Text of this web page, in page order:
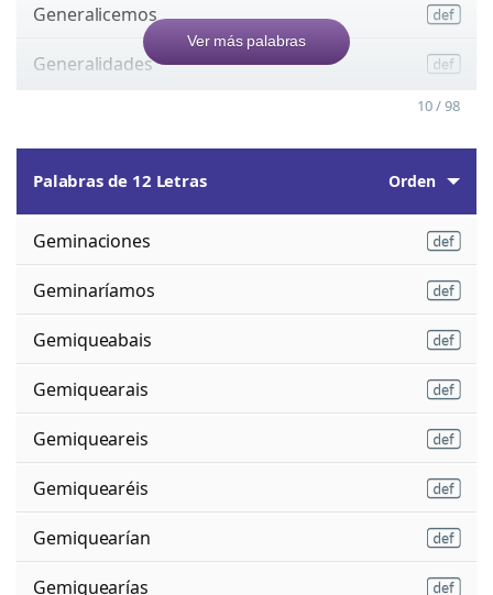
Generalicemos
Generalidades
Ver más palabras
10 / 98
Palabras de 12 Letras Orden
Geminaciones
Geminaríamos
Gemiqueabais
Gemiquearais
Gemiqueareis
Gemiquearéis
Gemiquearían
Gemiquearías